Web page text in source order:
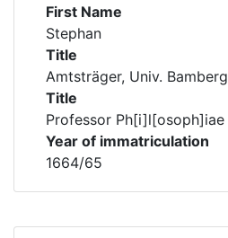
First Name
Stephan
Title
Amtsträger, Univ. Bamberg
Title
Professor Ph[i]l[osoph]iae
Year of immatriculation
1664/65